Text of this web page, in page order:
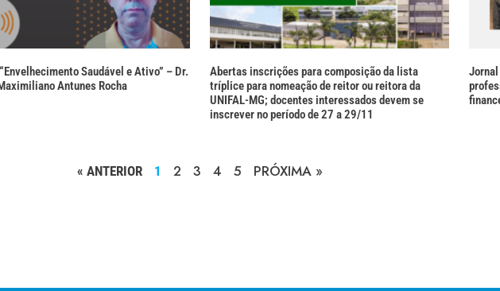
Saudável e Ativo” – Dr.
Antunes Rocha
Abertas inscrições para composição da lista
tríplice para nomeação de reitor ou reitora da
UNIFAL-MG; docentes interessados devem se
inscrever no período de 27 a 29/11
« ANTERIOR 1 2 3 4 5 PRÓXIMA »